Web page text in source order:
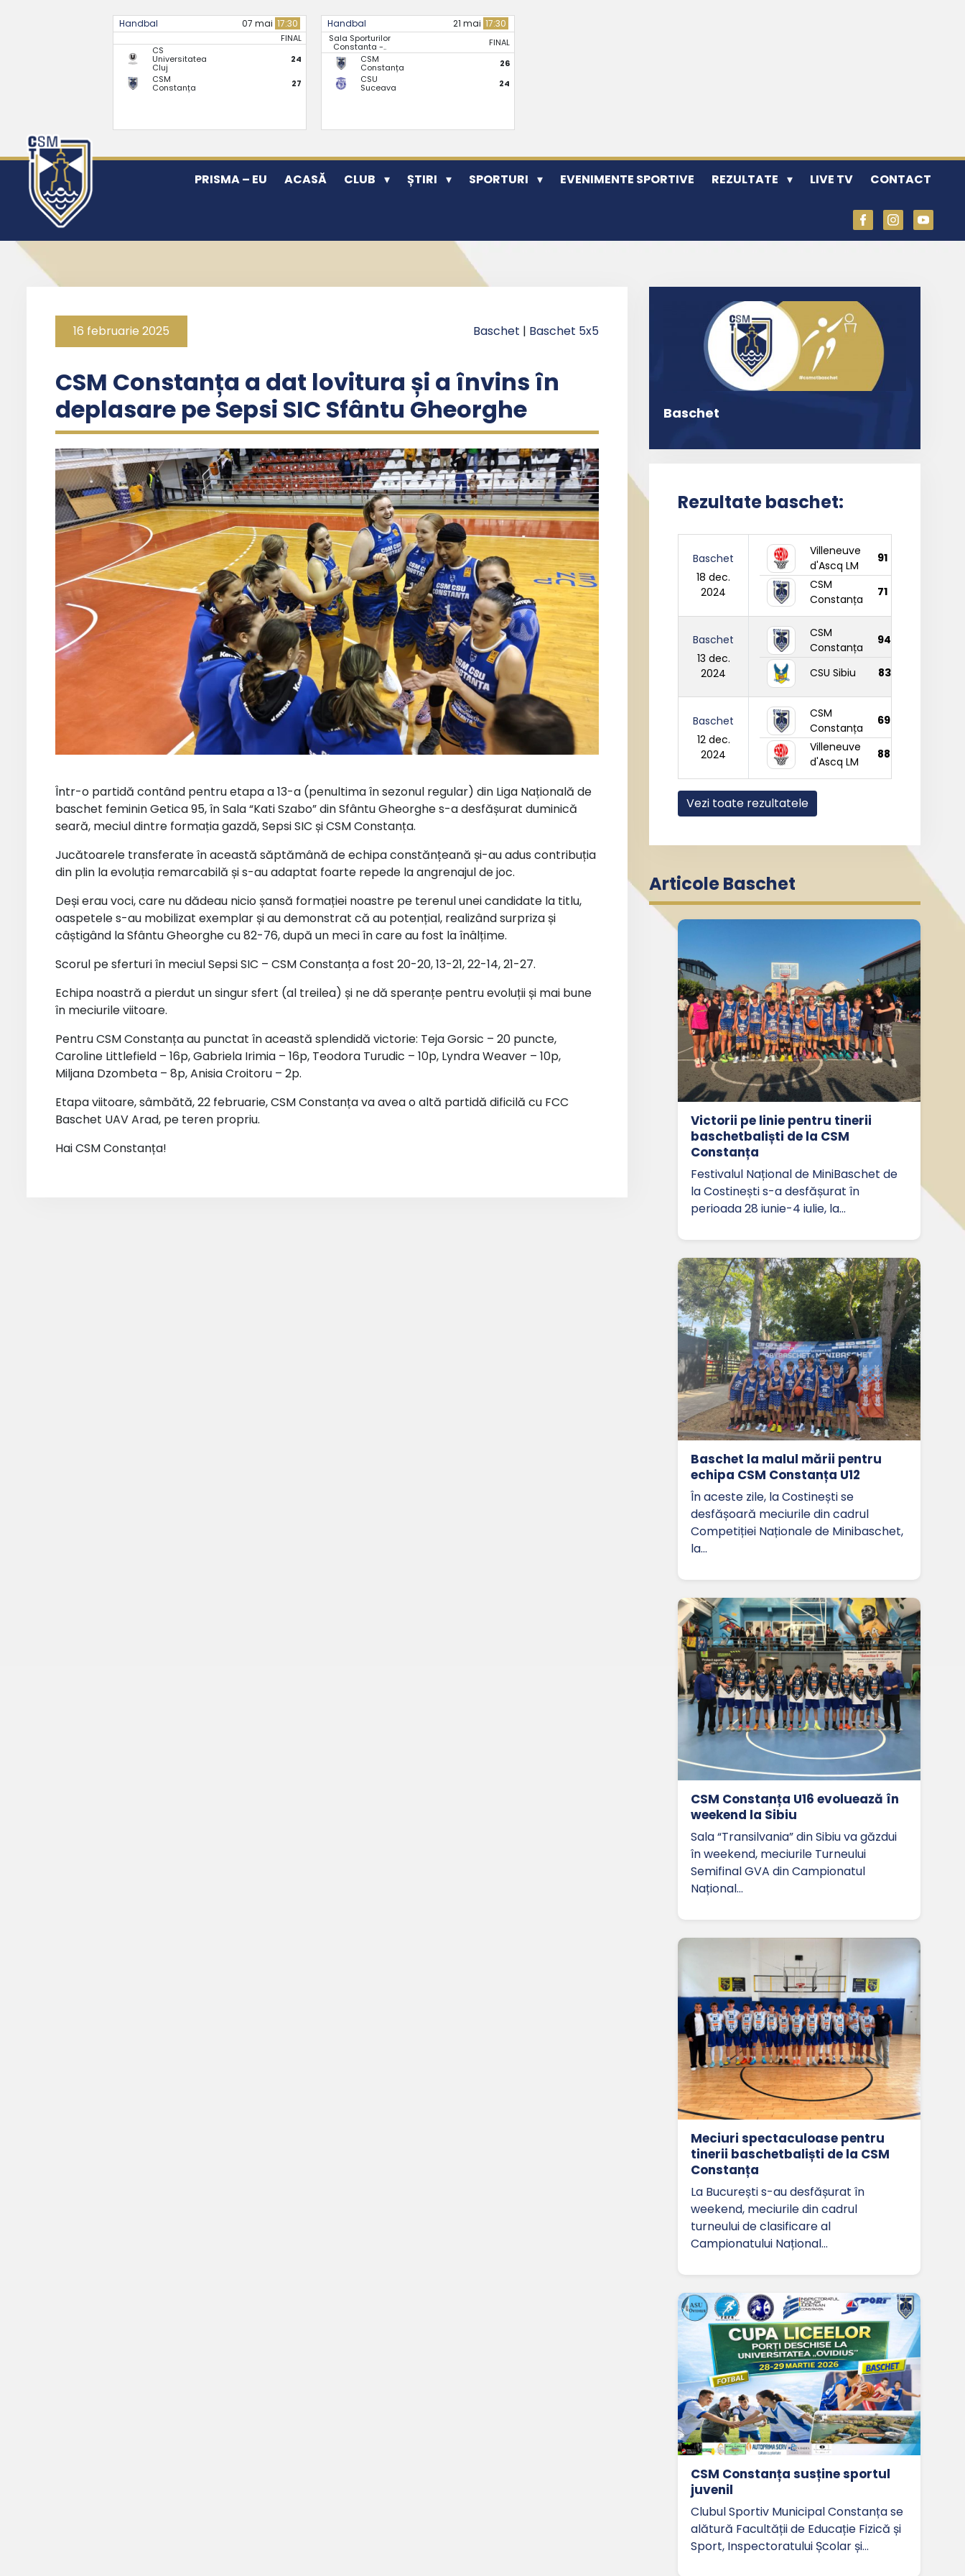
Handbal 07 mai 17:30
FINAL
CS
Universitatea
Cluj
24
CSM
Constanța 27
Handbal 21 mai 17:30
Sala Sporturilor
Constanta -..
FINAL
CSM
Constanța
26
CSU
Suceava 24
PRISMA – EU ACASĂ CLUB ȘTIRI SPORTURI EVENIMENTE SPORTIVE REZULTATE LIVE TV CONTACT
16 februarie 2025 Baschet | Baschet 5x5
CSM Constanța a dat lovitura și a învins în
deplasare pe Sepsi SIC Sfântu Gheorghe
Într-o partidă contând pentru etapa a 13-a (penultima în sezonul regular) din Liga Națională de
baschet feminin Getica 95, în Sala “Kati Szabo” din Sfântu Gheorghe s-a desfășurat duminică
seară, meciul dintre formația gazdă, Sepsi SIC și CSM Constanța.
Jucătoarele transferate în această săptămână de echipa constănțeană și-au adus contribuția
din plin la evoluția remarcabilă și s-au adaptat foarte repede la angrenajul de joc.
Deși erau voci, care nu dădeau nicio șansă formației noastre pe terenul unei candidate la titlu,
oaspetele s-au mobilizat exemplar și au demonstrat că au potențial, realizând surpriza și
câștigând la Sfântu Gheorghe cu 82-76, după un meci în care au fost la înâlțime.
Scorul pe sferturi în meciul Sepsi SIC – CSM Constanța a fost 20-20, 13-21, 22-14, 21-27.
Echipa noastră a pierdut un singur sfert (al treilea) și ne dă speranțe pentru evoluții și mai bune
în meciurile viitoare.
Pentru CSM Constanța au punctat în această splendidă victorie: Teja Gorsic – 20 puncte,
Caroline Littlefield – 16p, Gabriela Irimia – 16p, Teodora Turudic – 10p, Lyndra Weaver – 10p,
Miljana Dzombeta – 8p, Anisia Croitoru – 2p.
Etapa viitoare, sâmbătă, 22 februarie, CSM Constanța va avea o altă partidă dificilă cu FCC
Baschet UAV Arad, pe teren propriu.
Hai CSM Constanța!
Baschet
Rezultate baschet:
Baschet
18 dec.
2024
Villeneuve
d'Ascq LM
91
CSM
Constanța
71
Baschet
13 dec.
2024
CSM
Constanța
94
CSU Sibiu 83
Baschet
12 dec.
2024
CSM
Constanța
69
Villeneuve
d'Ascq LM
88
Vezi toate rezultatele
Articole Baschet
Victorii pe linie pentru tinerii
baschetbaliști de la CSM
Constanța
Festivalul Național de MiniBaschet de
la Costinești s-a desfășurat în
perioada 28 iunie-4 iulie, la…
Baschet la malul mării pentru
echipa CSM Constanța U12
În aceste zile, la Costinești se
desfășoară meciurile din cadrul
Competiției Naționale de Minibaschet,
la…
CSM Constanța U16 evoluează în
weekend la Sibiu
Sala “Transilvania” din Sibiu va găzdui
în weekend, meciurile Turneului
Semifinal GVA din Campionatul
Național…
Meciuri spectaculoase pentru
tinerii baschetbaliști de la CSM
Constanța
La București s-au desfășurat în
weekend, meciurile din cadrul
turneului de clasificare al
Campionatului Național…
CSM Constanța susține sportul
juvenil
Clubul Sportiv Municipal Constanța se
alătură Facultății de Educație Fizică și
Sport, Inspectoratului Școlar și…